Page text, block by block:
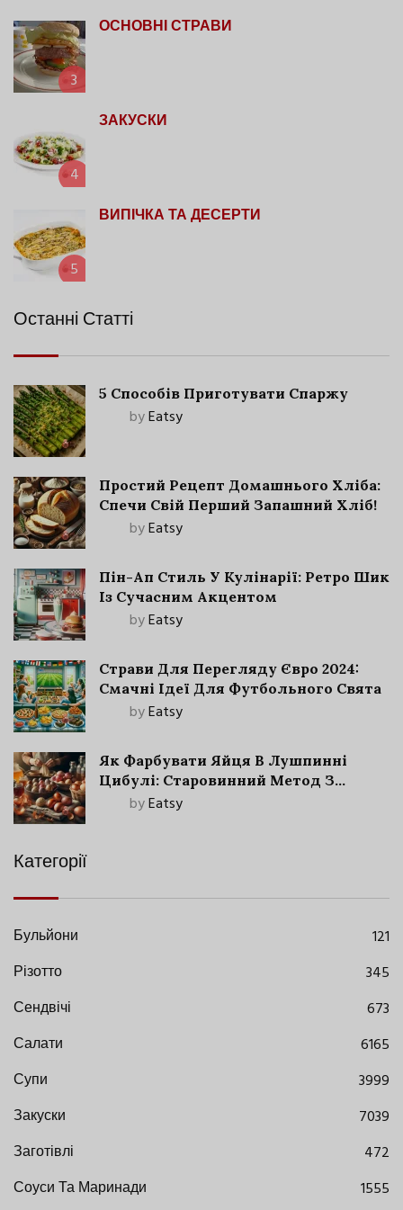
3
ОСНОВНІ СТРАВИ
4
ЗАКУСКИ
5
ВИПІЧКА ТА ДЕСЕРТИ
Останні Статті
5 Способів Приготувати Спаржу
byEatsy
Простий Рецепт Домашнього Хліба:
Спечи Свій Перший Запашний Хліб!
byEatsy
Пін-Ап Стиль У Кулінарії: Ретро Шик
Із Сучасним Акцентом
byEatsy
Страви Для Перегляду Євро 2024:
Смачні Ідеї Для Футбольного Свята
byEatsy
Як Фарбувати Яйця В Лушпинні
Цибулі: Старовинний Метод З
Сучасними Нюансами
byEatsy
Категорії
Бульйони
121
Різотто
345
Сендвічі
673
Салати
6165
Супи
3999
Закуски
7039
Заготівлі
472
Соуси Та Маринади
1555